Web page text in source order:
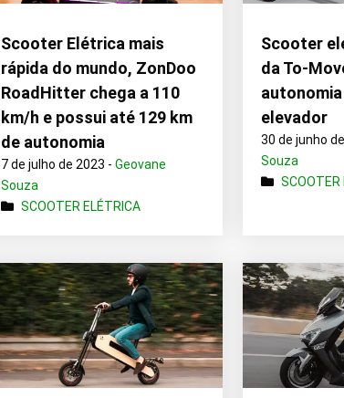
Scooter Elétrica mais
rápida do mundo, ZonDoo
RoadHitter chega a 110
km/h e possui até 129 km
de autonomia
7 de julho de 2023 -Geovane
Souza
SCOOTER ELÉTRICA
Scooter
da To-
elevador
30 de junho
Souza
SCOOTER